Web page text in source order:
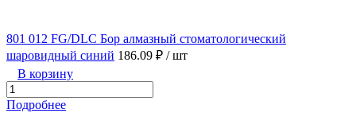
801 012 FG/DLC Бор алмазный стоматологический
шаровидный синий 186.09 ₽ / шт
В корзину
Подробнее